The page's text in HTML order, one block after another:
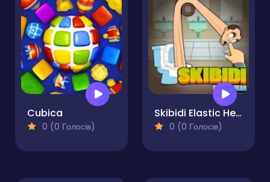
Cubica
0 (0 Голосів)
Skibidi Elastic Head
0 (0 Голосів)